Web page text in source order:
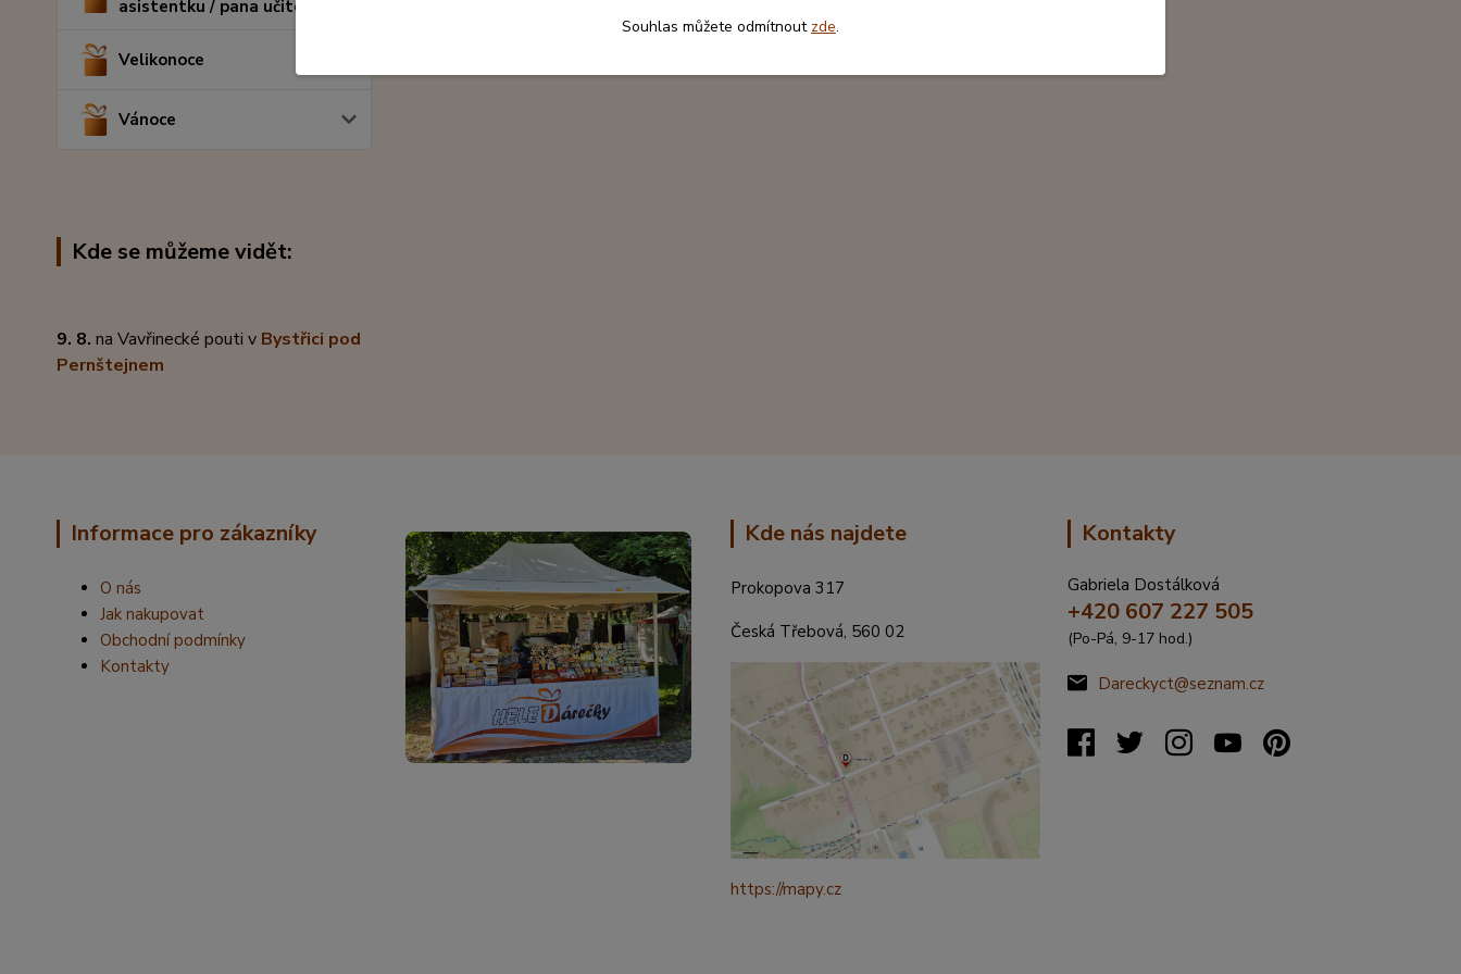
asistentku / pana učitele
Velikonoce
Vánoce
Kde se můžeme vidět:
9. 8. na Vavřinecké pouti v Bystřici pod
Pernštejnem
Informace pro zákazníky
O nás
Jak nakupovat
Obchodní podmínky
Kontakty
Kde nás najdete
Prokopova 317
Česká Třebová, 560 02
https://mapy.cz
Kontakty
Gabriela Dostálková
+420 607 227 505
(Po-Pá, 9-17 hod.)
Dareckyct@seznam.cz
Souhlas můžete odmítnout zde.